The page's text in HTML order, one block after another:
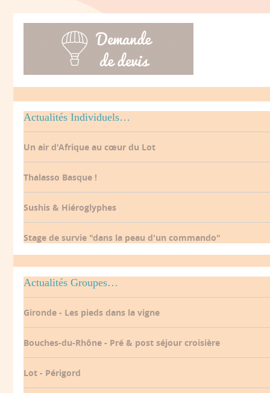
Actualités Individuels…
Un air d'Afrique au cœur du Lot
Thalasso Basque !
Sushis & Hiéroglyphes
Stage de survie "dans la peau d'un commando"
Actualités Groupes…
Gironde - Les pieds dans la vigne
Bouches-du-Rhône - Pré & post séjour croisière
Lot - Périgord